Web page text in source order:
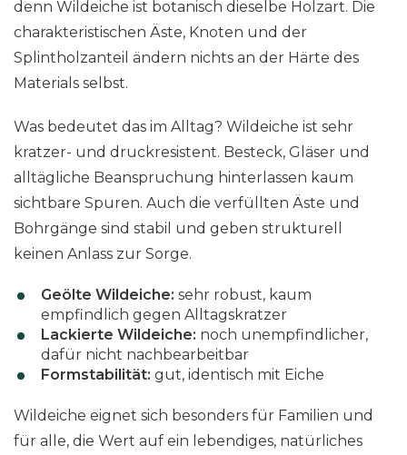
denn Wildeiche ist botanisch dieselbe Holzart. Die
charakteristischen Äste, Knoten und der
Splintholzanteil ändern nichts an der Härte des
Materials selbst.
Was bedeutet das im Alltag? Wildeiche ist sehr
kratzer- und druckresistent. Besteck, Gläser und
alltägliche Beanspruchung hinterlassen kaum
sichtbare Spuren. Auch die verfüllten Äste und
Bohrgänge sind stabil und geben strukturell
keinen Anlass zur Sorge.
Geölte Wildeiche: sehr robust, kaum
empfindlich gegen Alltagskratzer
Lackierte Wildeiche: noch unempfindlicher,
dafür nicht nachbearbeitbar
Formstabilität: gut, identisch mit Eiche
Wildeiche eignet sich besonders für Familien und
für alle, die Wert auf ein lebendiges, natürliches